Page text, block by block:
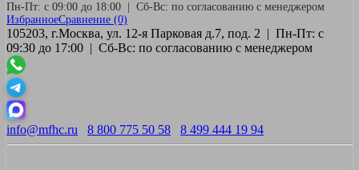
Пн-Пт: с 09:00 до 18:00 | Сб-Вс: по согласованию с менеджером
ИзбранноеСравнение (0)
105203, г.Москва, ул. 12-я Парковая д.7, под. 2 | Пн-Пт: с
09:30 до 17:00 | Сб-Вс: по согласованию с менеджером
info@mfhc.ru 8 800 775 50 58 8 499 444 19 94